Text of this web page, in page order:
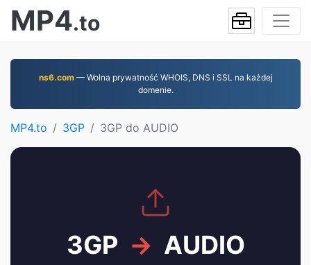
MP4.to
ns6.com— Wolna prywatność WHOIS, DNS i SSL na każdej
domenie.
MP4.to 3GP 3GP do AUDIO
3GP → AUDIO